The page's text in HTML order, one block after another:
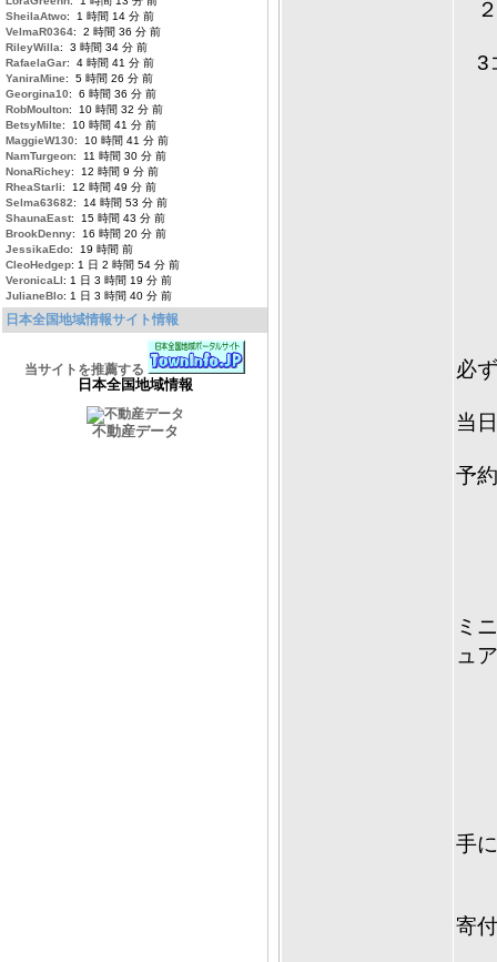
SheilaAtwo: 1 時間 14 分 前
VelmaR0364: 2 時間 36 分 前
RileyWilla: 3 時間 34 分 前
RafaelaGar: 4 時間 41 分 前
YaniraMine: 5 時間 26 分 前
Georgina10: 6 時間 36 分 前
RobMoulton: 10 時間 32 分 前
BetsyMilte: 10 時間 41 分 前
MaggieW130: 10 時間 41 分 前
NamTurgeon: 11 時間 30 分 前
NonaRichey: 12 時間 9 分 前
RheaStarli: 12 時間 49 分 前
Selma63682: 14 時間 53 分 前
ShaunaEast: 15 時間 43 分 前
BrookDenny: 16 時間 20 分 前
JessikaEdo: 19 時間 前
CleoHedgep: 1 日 2 時間 54 分 前
VeronicaLl: 1 日 3 時間 19 分 前
JulianeBlo: 1 日 3 時間 40 分 前
日本全国地域情報サイト情報
当サイトを推薦する
日本全国地域情報
不動産データ
3
必
当
予
ミ
ュ
手
寄